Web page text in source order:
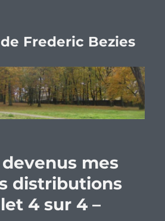
Frederic Bezies
mes
distributions
4 sur 4 –